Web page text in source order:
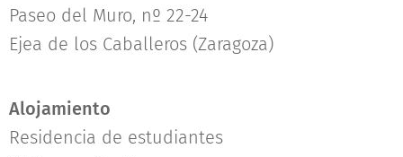
Paseo del Muro, nº 22-24
Ejea de los Caballeros (Zaragoza)
Alojamiento
Residencia de estudiantes